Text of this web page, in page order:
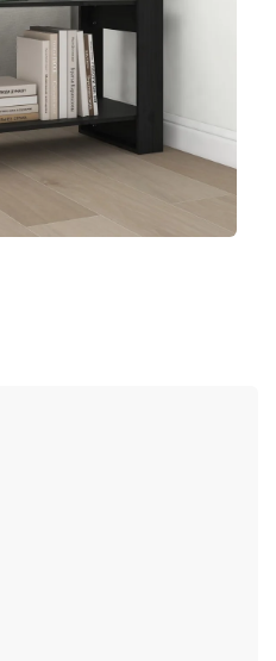
cm massief grenenhout